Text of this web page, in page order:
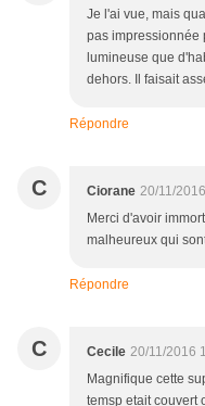
Je l'ai vue, mais
pas impressionnée
lumineuse que
dehors. Il faisait
Répondre
C Ciorane 20/11/
Merci d'avoir
malheureux qui
Répondre
C Cecile 20/11/2016
Magnifique cette
temsp etait couvert